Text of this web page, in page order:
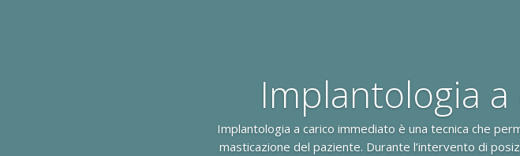
Implantologia
Implantologia a carico immediato è una tecnica che
masticazione del paziente. Durante l’intervento di